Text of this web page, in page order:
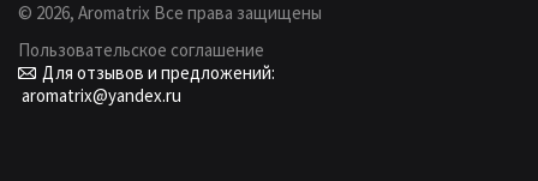
© 2026, Aromatrix Все права защищены
Пользовательское соглашение
Для отзывов и предложений:
aromatrix@yandex.ru